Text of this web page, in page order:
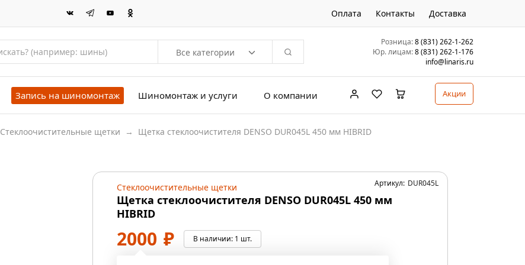
Оплата Контакты Доставка
Все категории
Розница:8 (831) 262-1-262
Юр. лицам:8 (831) 262-1-176
info@linaris.ru
Запись на шиномонтаж Шиномонтаж и услуги О компании Акции
Стеклоочистительные щетки → Щетка стеклоочистителя DENSO DUR045L 450 мм HIBRID
Стеклоочистительные щетки
Щетка стеклоочистителя DENSO DUR045L 450 мм
HIBRID
2000 ₽ В наличии:1 шт.
Артикул: DUR045L